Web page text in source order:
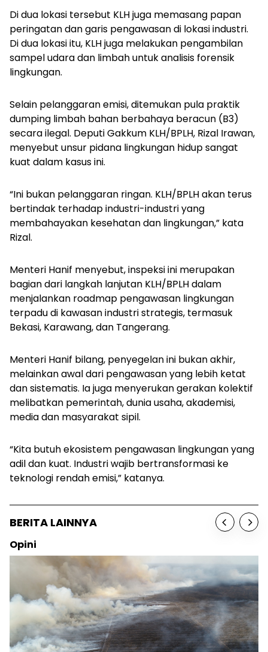
Di dua lokasi tersebut KLH juga memasang papan
peringatan dan garis pengawasan di lokasi industri.
Di dua lokasi itu, KLH juga melakukan pengambilan
sampel udara dan limbah untuk analisis forensik
lingkungan.
Selain pelanggaran emisi, ditemukan pula praktik
dumping limbah bahan berbahaya beracun (B3)
secara ilegal. Deputi Gakkum KLH/BPLH, Rizal Irawan,
menyebut unsur pidana lingkungan hidup sangat
kuat dalam kasus ini.
“Ini bukan pelanggaran ringan. KLH/BPLH akan terus
bertindak terhadap industri-industri yang
membahayakan kesehatan dan lingkungan,” kata
Rizal.
Menteri Hanif menyebut, inspeksi ini merupakan
bagian dari langkah lanjutan KLH/BPLH dalam
menjalankan roadmap pengawasan lingkungan
terpadu di kawasan industri strategis, termasuk
Bekasi, Karawang, dan Tangerang.
Menteri Hanif bilang, penyegelan ini bukan akhir,
melainkan awal dari pengawasan yang lebih ketat
dan sistematis. Ia juga menyerukan gerakan kolektif
melibatkan pemerintah, dunia usaha, akademisi,
media dan masyarakat sipil.
“Kita butuh ekosistem pengawasan lingkungan yang
adil dan kuat. Industri wajib bertransformasi ke
teknologi rendah emisi,” katanya.
BERITA LAINNYA
Opini